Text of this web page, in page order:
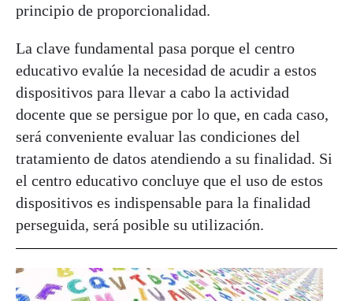
principio de proporcionalidad.
La clave fundamental pasa porque el centro
educativo evalúe la necesidad de acudir a estos
dispositivos para llevar a cabo la actividad
docente que se persigue por lo que, en cada caso,
será conveniente evaluar las condiciones del
tratamiento de datos atendiendo a su finalidad. Si
el centro educativo concluye que el uso de estos
dispositivos es indispensable para la finalidad
perseguida, será posible su utilización.